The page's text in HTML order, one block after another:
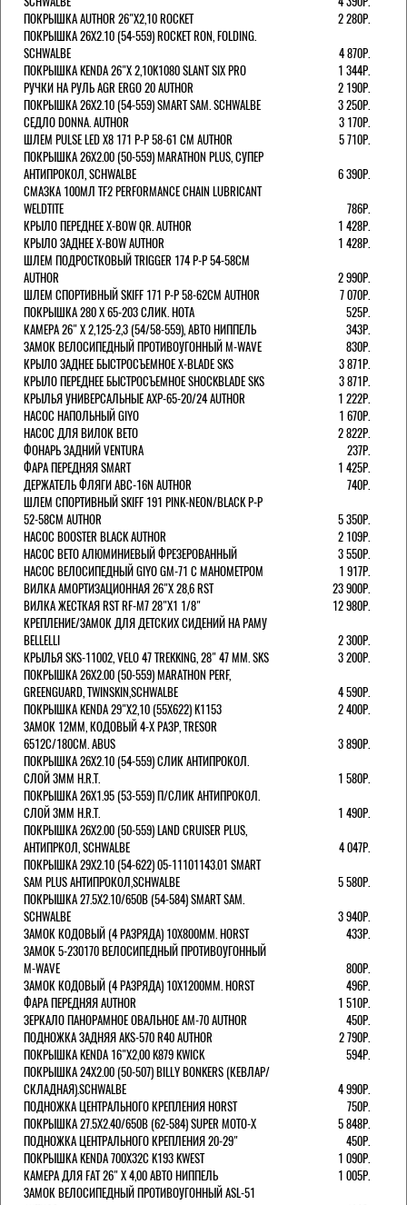
ПОКРЫШКА AUTHOR 26"Х2,10 ROCKET
2 280Р.
ПОКРЫШКА 26X2.10 (54-559) ROCKET RON, FOLDING.
SCHWALBE
4 870Р.
ПОКРЫШКА KENDA 26"Х 2,10K1080 SLANT SIX PRO
1 344Р.
РУЧКИ НА РУЛЬ AGR ERGO 20 AUTHOR
2 190Р.
ПОКРЫШКА 26X2.10 (54-559) SMART SAM. SCHWALBE
3 250Р.
СЕДЛО DONNA. AUTHOR
3 170Р.
ШЛЕМ PULSE LED X8 171 Р-Р 58-61 СМ AUTHOR
5 710Р.
ПОКРЫШКА 26X2.00 (50-559) MARATHON PLUS, СУПЕР
АНТИПРОКОЛ, SCHWALBE
6 390Р.
СМАЗКА 100МЛ TF2 PERFORMANCE CHAIN LUBRICANT
WELDTITE
786Р.
КРЫЛО ПЕРЕДНЕЕ X-BOW QR. AUTHOR
1 428Р.
КРЫЛО ЗАДНЕЕ X-BOW AUTHOR
1 428Р.
ШЛЕМ ПОДРОСТКОВЫЙ TRIGGER 174 Р-Р 54-58СМ
AUTHOR
2 990Р.
ШЛЕМ СПОРТИВНЫЙ SKIFF 171 Р-Р 58-62СМ AUTHOR
7 070Р.
ПОКРЫШКА 280 X 65-203 СЛИК. HOTA
525Р.
КАМЕРА 26" X 2,125-2,3 (54/58-559), АВТО НИППЕЛЬ
343Р.
ЗАМОК ВЕЛОСИПЕДНЫЙ ПРОТИВОУГОННЫЙ M-WAVE
830Р.
КРЫЛО ЗАДНЕЕ БЫСТРОСЪЕМНОЕ X-BLADE SKS
3 871Р.
КРЫЛО ПЕРЕДНЕЕ БЫСТРОСЪЕМНОЕ SHOCKBLADE SKS
3 871Р.
КРЫЛЬЯ УНИВЕРСАЛЬНЫЕ AXP-65-20/24 AUTHOR
1 222Р.
НАСОС НАПОЛЬНЫЙ GIYO
1 670Р.
НАСОС ДЛЯ ВИЛОК ВЕТО
2 822Р.
ФОНАРЬ ЗАДНИЙ VENTURA
237Р.
ФАРА ПЕРЕДНЯЯ SMART
1 425Р.
ДЕРЖАТЕЛЬ ФЛЯГИ ABC-16N AUTHOR
740Р.
ШЛЕМ СПОРТИВНЫЙ SKIFF 191 PINK-NEON/BLACK Р-Р
52-58СМ AUTHOR
5 350Р.
НАСОС BOOSTER BLACK AUTHOR
2 109Р.
НАСОС BETO АЛЮМИНИЕВЫЙ ФРЕЗЕРОВАННЫЙ
3 550Р.
НАСОС ВЕЛОСИПЕДНЫЙ GIYO GM-71 С МАНОМЕТРОМ
1 917Р.
ВИЛКА АМОРТИЗАЦИОННАЯ 26"Х 28,6 RST
23 900Р.
ВИЛКА ЖЕСТКАЯ RST RF-M7 28"Х1 1/8"
12 980Р.
КРЕПЛЕНИЕ/ЗАМОК ДЛЯ ДЕТСКИХ СИДЕНИЙ НА РАМУ
BELLELLI
2 300Р.
КРЫЛЬЯ SKS-11002, VELO 47 TREKKING, 28" 47 ММ. SKS
3 200Р.
ПОКРЫШКА 26X2.00 (50-559) MARATHON PERF,
GREENGUARD, TWINSKIN,SCHWALBE
4 590Р.
ПОКРЫШКА KENDA 29"Х2,10 (55X622) K1153
2 400Р.
ЗАМОК 12ММ, КОДОВЫЙ 4-Х РАЗР, TRESOR
6512C/180СМ. ABUS
3 890Р.
ПОКРЫШКА 26X2.10 (54-559) СЛИК АНТИПРОКОЛ.
СЛОЙ 3ММ H.R.T.
1 580Р.
ПОКРЫШКА 26X1.95 (53-559) П/СЛИК АНТИПРОКОЛ.
СЛОЙ 3ММ H.R.T.
1 490Р.
ПОКРЫШКА 26X2.00 (50-559) LAND CRUISER PLUS,
АНТИПРКОЛ, SCHWALBE
4 047Р.
ПОКРЫШКА 29X2.10 (54-622) 05-11101143.01 SMART
SAM PLUS АНТИПРОКОЛ,SCHWALBE
5 580Р.
ПОКРЫШКА 27.5X2.10/650B (54-584) SMART SAM.
SCHWALBE
3 940Р.
ЗАМОК КОДОВЫЙ (4 РАЗРЯДА) 10Х800ММ. HORST
433Р.
ЗАМОК 5-230170 ВЕЛОСИПЕДНЫЙ ПРОТИВОУГОННЫЙ
M-WAVE
800Р.
ЗАМОК КОДОВЫЙ (4 РАЗРЯДА) 10Х1200ММ. HORST
496Р.
ФАРА ПЕРЕДНЯЯ AUTHOR
1 510Р.
ЗЕРКАЛО ПАНОРАМНОЕ ОВАЛЬНОЕ AM-70 AUTHOR
450Р.
ПОДНОЖКА ЗАДНЯЯ AKS-570 R40 AUTHOR
2 790Р.
ПОКРЫШКА KENDA 16"Х2,00 K879 KWICK
594Р.
ПОКРЫШКА 24X2.00 (50-507) BILLY BONKERS (КЕВЛАР/
СКЛАДНАЯ).SCHWALBE
4 990Р.
ПОДНОЖКА ЦЕНТРАЛЬНОГО КРЕПЛЕНИЯ HORST
750Р.
ПОКРЫШКА 27.5X2.40/650B (62-584) SUPER MOTO-X
5 848Р.
ПОДНОЖКА ЦЕНТРАЛЬНОГО КРЕПЛЕНИЯ 20-29"
450Р.
ПОКРЫШКА KENDA 700Х32С K193 KWEST
1 090Р.
КАМЕРА ДЛЯ FAT 26" X 4,00 АВТО НИППЕЛЬ
1 005Р.
ЗАМОК ВЕЛОСИПЕДНЫЙ ПРОТИВОУГОННЫЙ ASL-51